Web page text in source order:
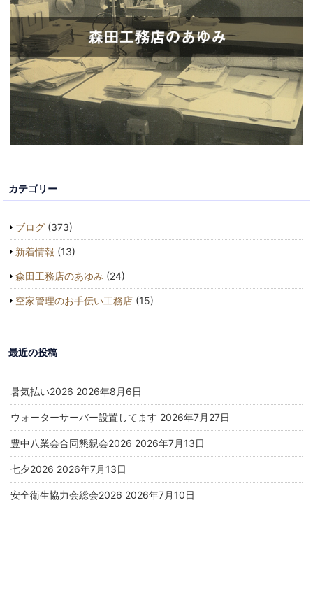
カテゴリー
ブログ (373)
新着情報 (13)
森田工務店のあゆみ (24)
空家管理のお手伝い工務店 (15)
最近の投稿
暑気払い2026 2026年8月6日
ウォーターサーバー設置してます 2026年7月27日
豊中八業会合同懇親会2026 2026年7月13日
七夕2026 2026年7月13日
安全衛生協力会総会2026 2026年7月10日